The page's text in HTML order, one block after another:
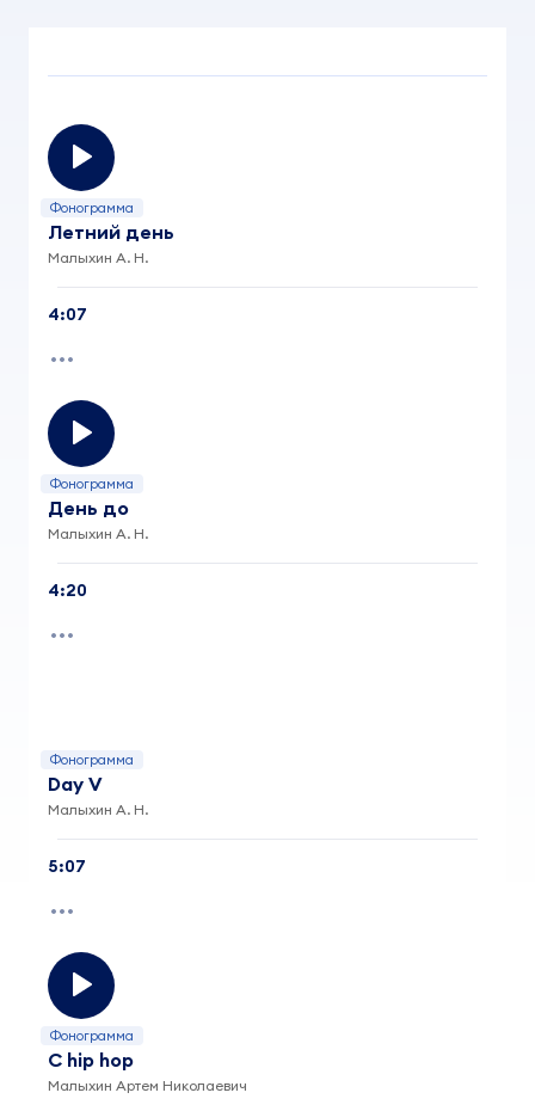
Фонограмма
Летний день
Малыхин А. Н.
4:07
Фонограмма
День до
Малыхин А. Н.
4:20
Фонограмма
Day V
Малыхин А. Н.
5:07
Фонограмма
С hip hop
Малыхин Артем Николаевич